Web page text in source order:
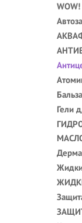
WOW!
Гели